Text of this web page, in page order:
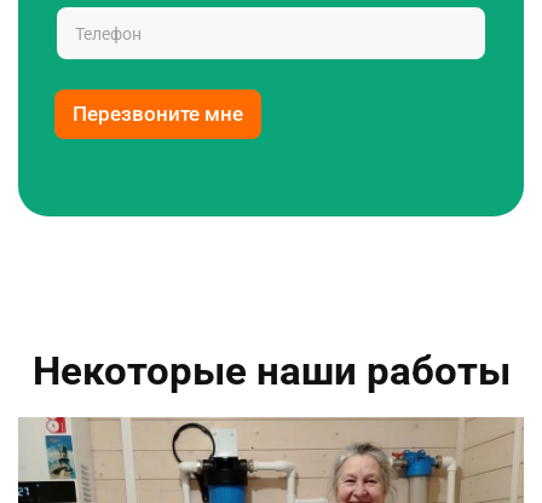
Перезвоните мне
Некоторые наши работы​